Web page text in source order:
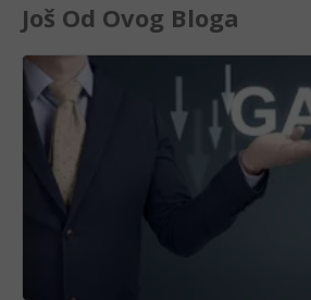
Još Od Ovog Bloga